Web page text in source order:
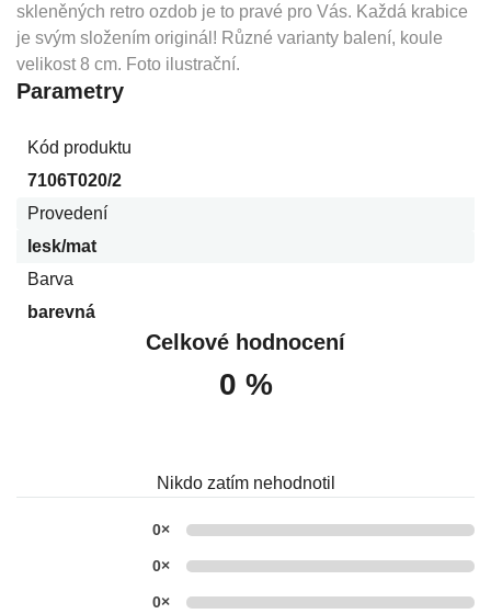
skleněných retro ozdob je to pravé pro Vás. Každá krabice
je svým složením originál! Různé varianty balení, koule
velikost 8 cm. Foto ilustrační.
Parametry
Kód produktu
7106T020/2
Provedení
lesk/mat
Barva
barevná
Celkové hodnocení
0 %
Nikdo zatím nehodnotil
0×
0×
0×